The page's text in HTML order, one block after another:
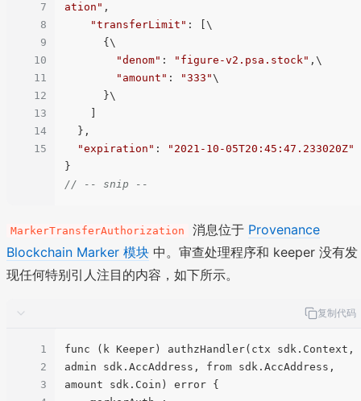
7
8
9
10
11
12
13
14
15
ation" ,
"transferLimit" : [\
"denom" : "figure-v2.psa.stock" ,\
"amount" : "333"\
"expiration" :
"2021-10-05T20:45:47.233020Z"
// -- snip --
MarkerTransferAuthorization 消息位于 Provenance
Blockchain Marker 模块 中。审查处理程序和 keeper 没有发
现任何特别引人注目的内容，如下所示。
复制代码
1
2
3
func (k Keeper) authzHandler(ctx sdk.Context,
admin sdk.AccAddress, from sdk.AccAddress,
amount sdk.Coin) error {